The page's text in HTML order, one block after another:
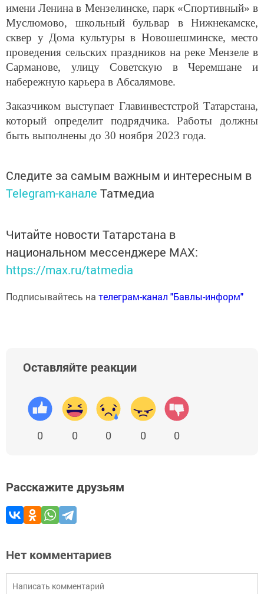
имени Ленина в Мензелинске, парк «Спортивный» в
Муслюмово, школьный бульвар в Нижнекамске,
сквер у Дома культуры в Новошешминске, место
проведения сельских праздников на реке Мензеле в
Сарманове, улицу Советскую в Черемшане и
набережную карьера в Абсалямове.
Заказчиком выступает Главинвестстрой Татарстана,
который определит подрядчика. Работы должны
быть выполнены до 30 ноября 2023 года.
Следите за самым важным и интересным в
Telegram-канале Татмедиа
Читайте новости Татарстана в
национальном мессенджере MАХ:
https://max.ru/tatmedia
Подписывайтесь на телеграм-канал "Бавлы-информ"
Оставляйте реакции
0 0 0 0 0
Расскажите друзьям
Нет комментариев